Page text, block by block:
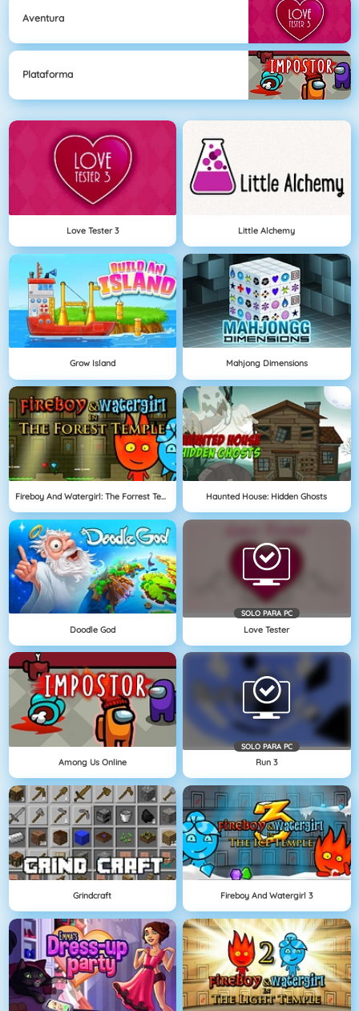
Aventura
Plataforma
Love Tester 3 Little Alchemy
Grow Island Mahjong Dimensions
Fireboy And Watergirl: The Forrest Temple Haunted House: Hidden Ghosts
Doodle God
SOLO PARA PC
Love Tester
Among Us Online
SOLO PARA PC
Run 3
Grindcraft Fireboy And Watergirl 3